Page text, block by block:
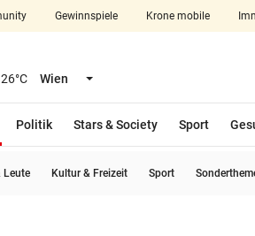
Gewinnspiele Krone mobile
26°C Wien Menü aufklappen
Politik
Stars & Society Sport
Leute Kultur & Freizeit Sport